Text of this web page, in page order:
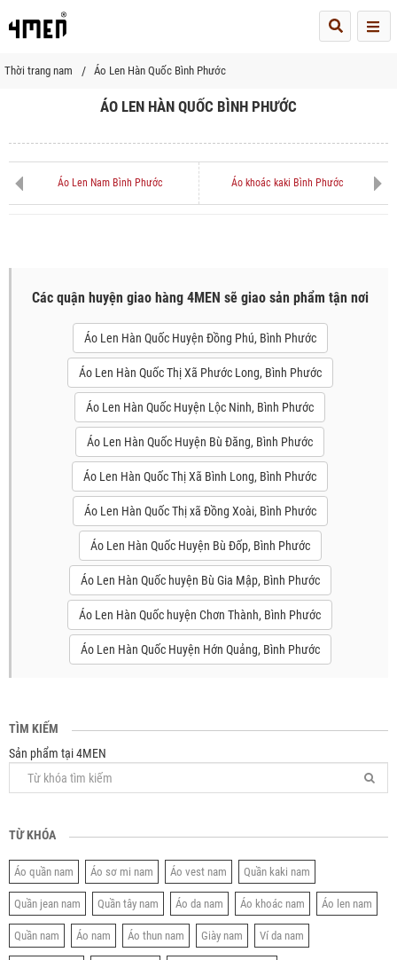
Thời trang nam Áo Len Hàn Quốc Bình Phước
ÁO LEN HÀN QUỐC BÌNH PHƯỚC
Áo Len Nam Bình Phước Áo khoác kaki Bình Phước
Các quận huyện giao hàng 4MEN sẽ giao sản phẩm tận nơi
Áo Len Hàn Quốc Huyện Đồng Phú, Bình Phước
Áo Len Hàn Quốc Thị Xã Phước Long, Bình Phước
Áo Len Hàn Quốc Huyện Lộc Ninh, Bình Phước
Áo Len Hàn Quốc Huyện Bù Đăng, Bình Phước
Áo Len Hàn Quốc Thị Xã Bình Long, Bình Phước
Áo Len Hàn Quốc Thị xã Đồng Xoài, Bình Phước
Áo Len Hàn Quốc Huyện Bù Đốp, Bình Phước
Áo Len Hàn Quốc huyện Bù Gia Mập, Bình Phước
Áo Len Hàn Quốc huyện Chơn Thành, Bình Phước
Áo Len Hàn Quốc Huyện Hớn Quảng, Bình Phước
TÌM KIẾM
Sản phẩm tại 4MEN
TỪ KHÓA
Áo quần nam Áo sơ mi nam Áo vest nam Quần kaki nam
Quần jean nam Quần tây nam Áo da nam Áo khoác nam Áo len nam
Quần nam Áo nam Áo thun nam Giày nam Ví da nam